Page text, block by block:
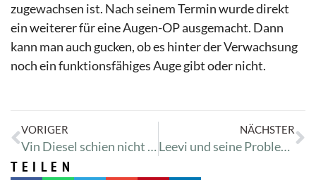
zugewachsen ist. Nach seinem Termin wurde direkt
ein weiterer für eine Augen-OP ausgemacht. Dann
kann man auch gucken, ob es hinter der Verwachsung
noch ein funktionsfähiges Auge gibt oder nicht.
VORIGER
Vin Diesel schien nicht ganz beisammen
NÄCHSTER
Leevi und seine Problemchen
TEILEN